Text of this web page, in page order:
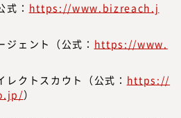
式： https://www.bizreach.j
ジェント（公式： https://www.
レクトスカウト（公式： https://
）